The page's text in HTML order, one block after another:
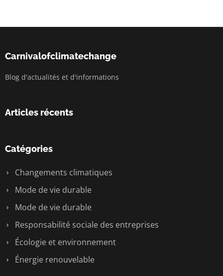
Carnivalofclimatechange
Blog d'actualités et d'informations
Articles récents
Catégories
Changements climatiques
Mode de vie durable
Mode de vie durable
Responsabilité sociale des entreprises
Écologie et environnement
Énergie renouvelable